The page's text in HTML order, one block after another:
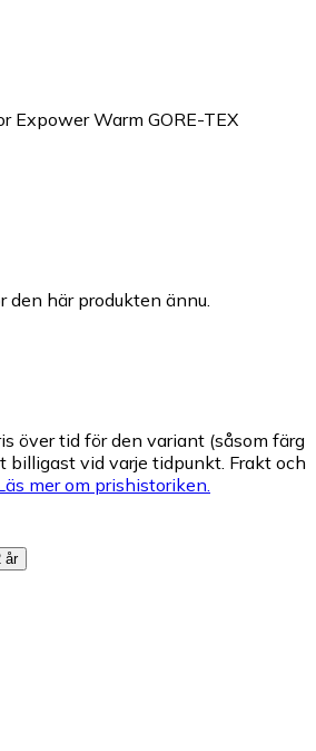
Expower Warm GORE-TEX
här produkten ännu.
över tid för den variant (såsom färg
billigast vid varje tidpunkt. Frakt och
mer om prishistoriken.
år